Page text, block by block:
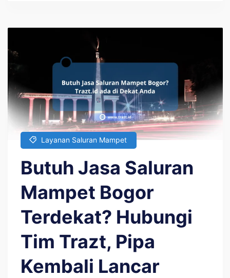
Layanan Saluran Mampet
Butuh Jasa Saluran
Mampet Bogor
Terdekat? Hubungi
Tim Trazt, Pipa
Kembali Lancar